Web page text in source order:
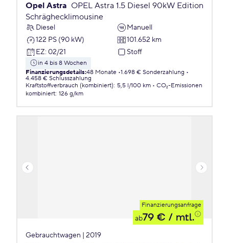
Opel Astra OPEL Astra 1.5 Diesel 90kW Edition
Schräghecklimousine
Diesel
Manuell
122 PS (90 kW)
101.652 km
EZ: 02/21 Stoff
in 4 bis 8 Wochen
Finanzierungsdetails:48 Monate 1.698 € Sonderzahlung
4.458 € Schlusszahlung
Kraftstoffverbrauch (kombiniert): 5,5 l/100 km
CO₂-Emissionen
kombiniert: 126 g/km
Finanzierungsanfrage
ab79 € / mtl.
Gebrauchtwagen | 2019